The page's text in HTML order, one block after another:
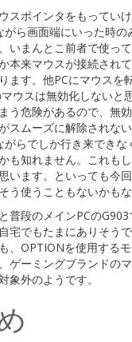
スポインタをもっていけ
がら画面端にいった時の
いまんとこ前者で使っ
本来マウスが接続され
ます。他PCにマウスを
ウスは無効化しないと
う危険があるので、無
スムーズに解除されな
がらでしか行き来できな
も知れません。これも
います。といっても今
う使うこともないかもな
普段のメインPCの
宅でもたまにありそう
、OPTIONを使用する
ゲーミングブランドの
象外のようです。